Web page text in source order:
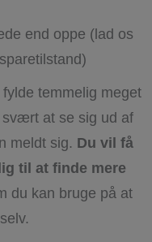
end oppe (lad os
temmelig meget
at se sig ud af
meldt sig. Du vil få
til at finde mere
du kan bruge på at